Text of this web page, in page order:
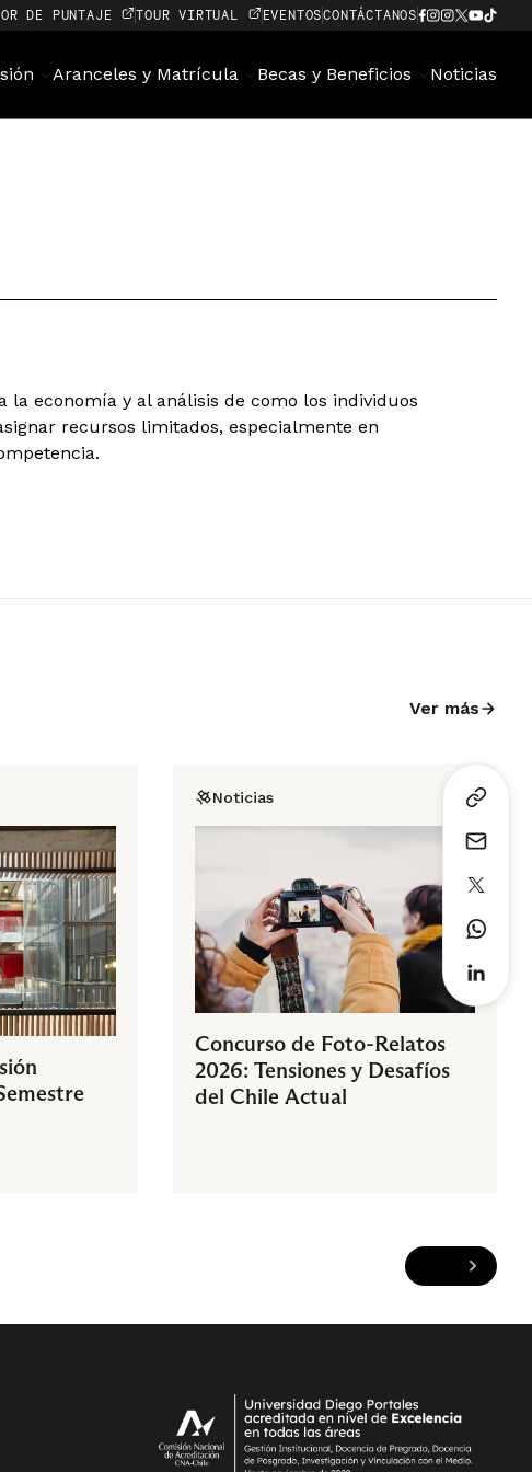
DE PUNTAJE TOUR VIRTUAL EVENTOSCONTÁCTANOS
Aranceles y Matrícula Becas y Beneficios Noticias
economía y al análisis de como los individuos
recursos limitados, especialmente en
Ver más
Noticias
Concurso de Foto-Relatos
2026: Tensiones y Desafíos
del Chile Actual